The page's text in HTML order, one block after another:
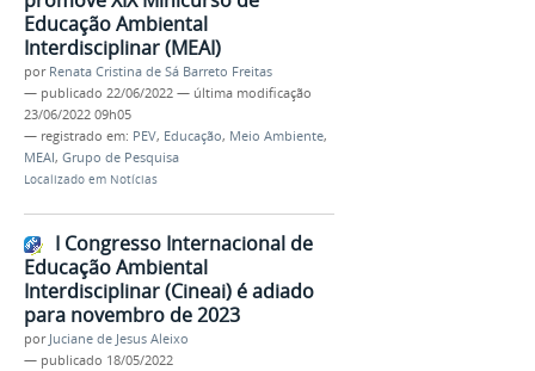
Educação Ambiental
Interdisciplinar (MEAI)
por Renata Cristina de Sá Barreto Freitas
— publicado 22/06/2022 — última modificação
23/06/2022 09h05
— registrado em: PEV, Educação, Meio Ambiente,
MEAI, Grupo de Pesquisa
Localizado em Notícias
I Congresso Internacional de
Educação Ambiental
Interdisciplinar (Cineai) é adiado
para novembro de 2023
por Juciane de Jesus Aleixo
— publicado 18/05/2022